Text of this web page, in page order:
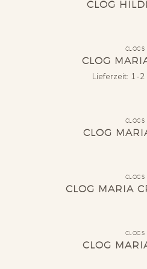
CLOG
CLOGS
CLOG
Lieferzeit: 1-2
CLOGS
CLOG
CLOGS
CLOG MARIA
CLOGS
CLOG